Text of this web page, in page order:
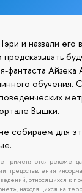
и назвали его
фантаста Айзека
обучения.
Вышки.
собираем для
применяются
предоставления
относящихся к
находящихся на